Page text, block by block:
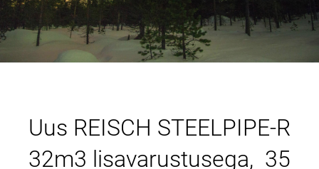
Uus REISCH STEELPIPE-R
32m3 lisavarustusega, 35